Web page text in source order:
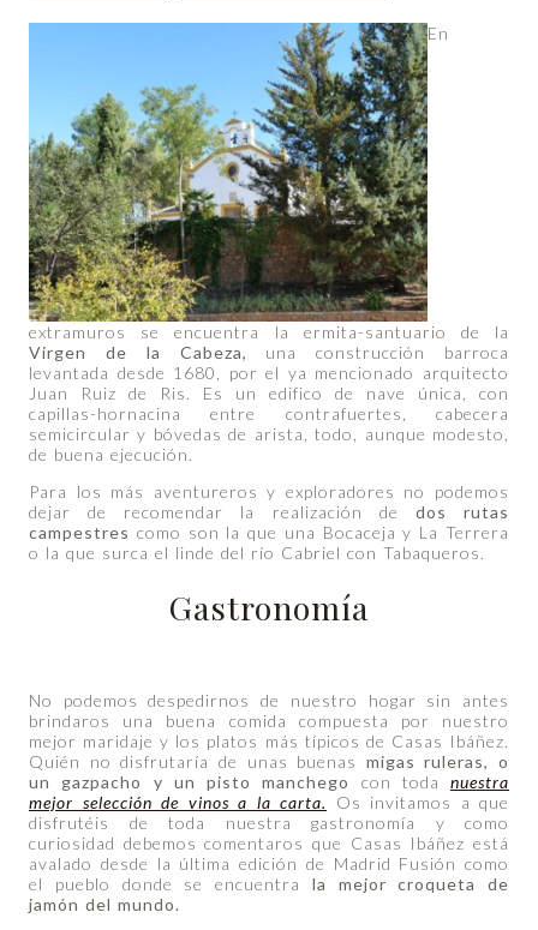
En
extramuros se encuentra la ermita-santuario de la
Virgen de la Cabeza, una construcción barroca
levantada desde 1680, por el ya mencionado arquitecto
Juan Ruiz de Ris. Es un edifico de nave única, con
capillas-hornacina entre contrafuertes, cabecera
semicircular y bóvedas de arista, todo, aunque modesto,
de buena ejecución.
Para los más aventureros y exploradores no podemos
dejar de recomendar la realización de dos rutas
campestres como son la que una Bocaceja y La Terrera
o la que surca el linde del río Cabriel con Tabaqueros.
Gastronomía
No podemos despedirnos de nuestro hogar sin antes
brindaros una buena comida compuesta por nuestro
mejor maridaje y los platos más típicos de Casas Ibáñez.
Quién no disfrutaría de unas buenas migas ruleras, o
un gazpacho y un pisto manchego
con toda nuestra
mejor selección de vinos a la carta.
Os invitamos a que
disfrutéis de toda nuestra gastronomía y como
curiosidad debemos comentaros que Casas Ibáñez está
avalado desde la última edición de Madrid Fusión como
el pueblo donde se encuentra la mejor croqueta de
jamón del mundo.